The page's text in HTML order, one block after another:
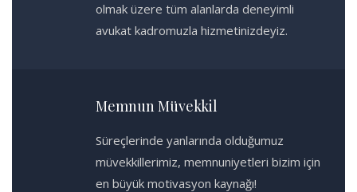
olmak üzere tüm alanlarda deneyimli
avukat kadromuzla hizmetinizdeyiz.
Memnun Müvekkil
Süreçlerinde yanlarında olduğumuz
müvekkillerimiz, memnuniyetleri bizim için
en büyük motivasyon kaynağı!